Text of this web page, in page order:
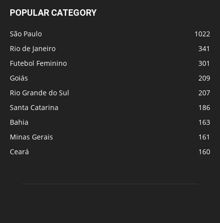
POPULAR CATEGORY
São Paulo
1022
Rio de Janeiro
341
Futebol Feminino
301
Goiás
209
Rio Grande do Sul
207
Santa Catarina
186
Bahia
163
Minas Gerais
161
Ceará
160